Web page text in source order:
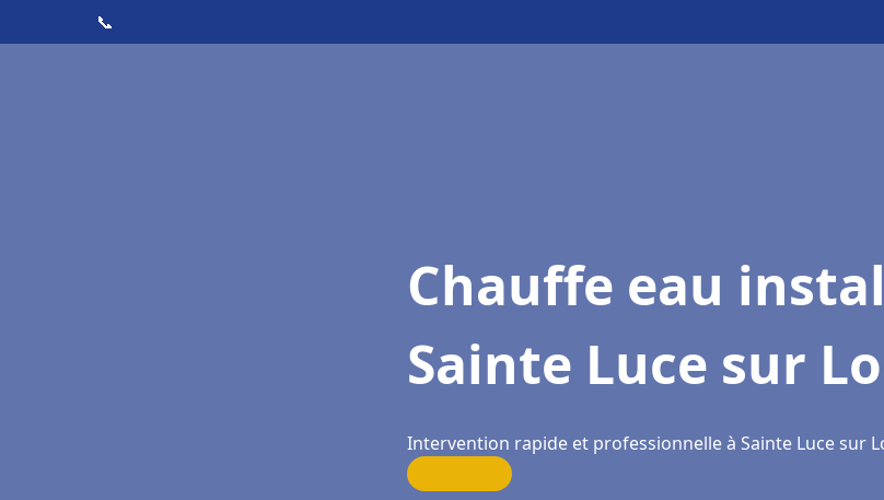
📞
Chauffe eau
Sainte Luce sur
Intervention rapide et professionnelle à Sainte Luce sur